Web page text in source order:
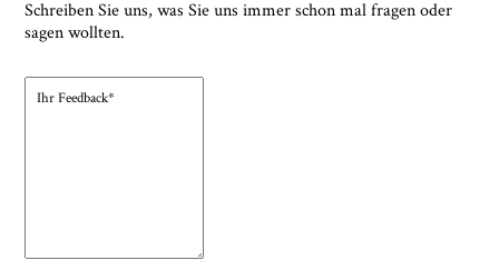
Schreiben Sie uns, was Sie uns immer schon mal fragen oder
sagen wollten.